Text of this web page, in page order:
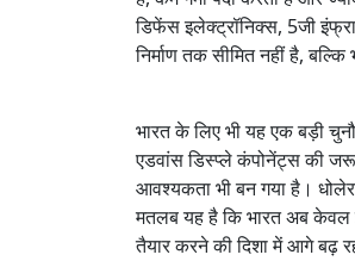
डिफेंस इलेक्ट्रॉनिक्स, 5जी
निर्माण तक सीमित नहीं है,
भारत के लिए भी यह एक बड़ी
एडवांस डिस्प्ले कंपोनेंट्स की
आवश्यकता भी बन गया है।
मतलब यह है कि भारत अब केवल
तैयार करने की दिशा में आगे बढ़